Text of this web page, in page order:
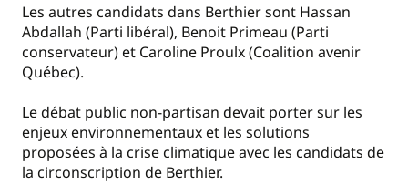
Les autres candidats dans Berthier sont Hassan
Abdallah (Parti libéral), Benoit Primeau (Parti
conservateur) et Caroline Proulx (Coalition avenir
Québec).
Le débat public non-partisan devait porter sur les
enjeux environnementaux et les solutions
proposées à la crise climatique avec les candidats de
la circonscription de Berthier.